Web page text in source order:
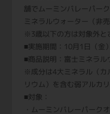
舗でムーミンバレーパー
ミネラルウォーター（非
※3歳以下の方は対象外と
■実施期間：10月1日（金
■商品説明：富士ミネラル
※成分は4大ミネラル（カ
リウム）を含む弱アルカ
■対象：
・ムーミンバレーパーク